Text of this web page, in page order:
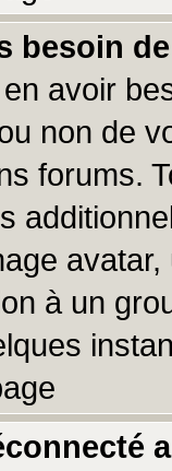
besoin
avoir
non de
forums.
à un